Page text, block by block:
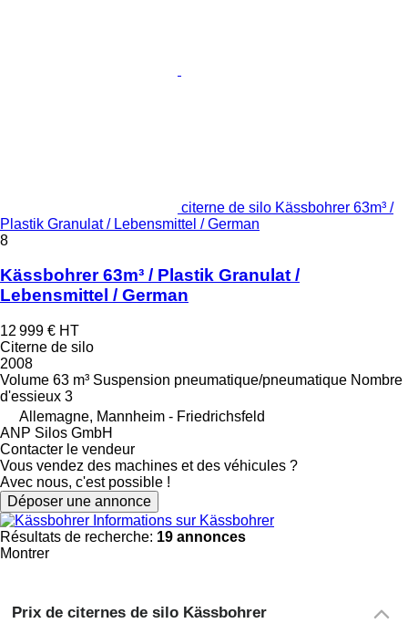
citerne de silo Kässbohrer 63m³ /
Plastik Granulat / Lebensmittel / German
8
Kässbohrer 63m³ / Plastik Granulat /
Lebensmittel / German
12 999 € HT
Citerne de silo
2008
Volume 63 m³ Suspension pneumatique/pneumatique Nombre
d'essieux 3
Allemagne, Mannheim - Friedrichsfeld
ANP Silos GmbH
Contacter le vendeur
Vous vendez des machines et des véhicules ?
Avec nous, c'est possible !
Déposer une annonce
Informations sur Kässbohrer
Résultats de recherche: 19 annonces
Montrer
Prix de citernes de silo Kässbohrer